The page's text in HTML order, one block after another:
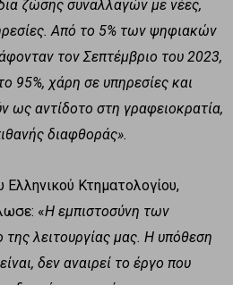
ζώσης συναλλαγών με νέες,
Από το 5% των ψηφιακών
τον Σεπτέμβριο του 2023,
95%, χάρη σε υπηρεσίες και
ως αντίδοτο στη γραφειοκρατία,
διαφθοράς».
Ελληνικού Κτηματολογίου,
«Η εμπιστοσύνη των
της λειτουργίας μας. Η υπόθεση
δεν αναιρεί το έργο που